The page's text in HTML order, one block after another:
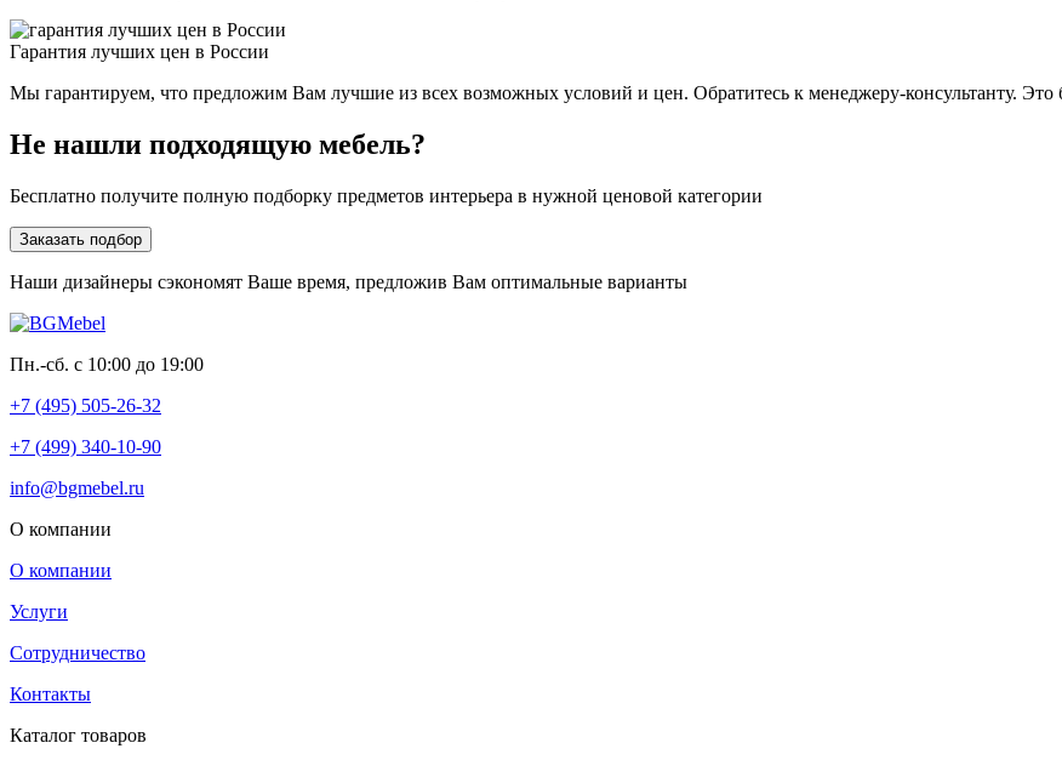
Гарантия лучших цен в России
Мы гарантируем, что предложим Вам лучшие из всех возможных условий и цен. Обратитесь к менеджеру-консультанту. Это
Не нашли подходящую мебель?
Бесплатно получите полную подборку предметов интерьера в нужной ценовой категории
Заказать подбор
Наши дизайнеры сэкономят Ваше время, предложив Вам оптимальные варианты
Пн.-сб. с 10:00 до 19:00
+7 (495) 505-26-32
+7 (499) 340-10-90
info@bgmebel.ru
О компании
О компании
Услуги
Сотрудничество
Контакты
Каталог товаров